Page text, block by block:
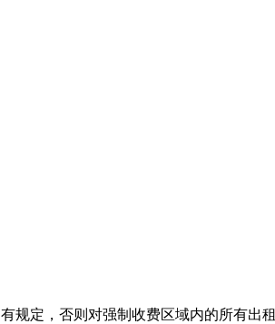
定，否则对强制收费区域内的所有出